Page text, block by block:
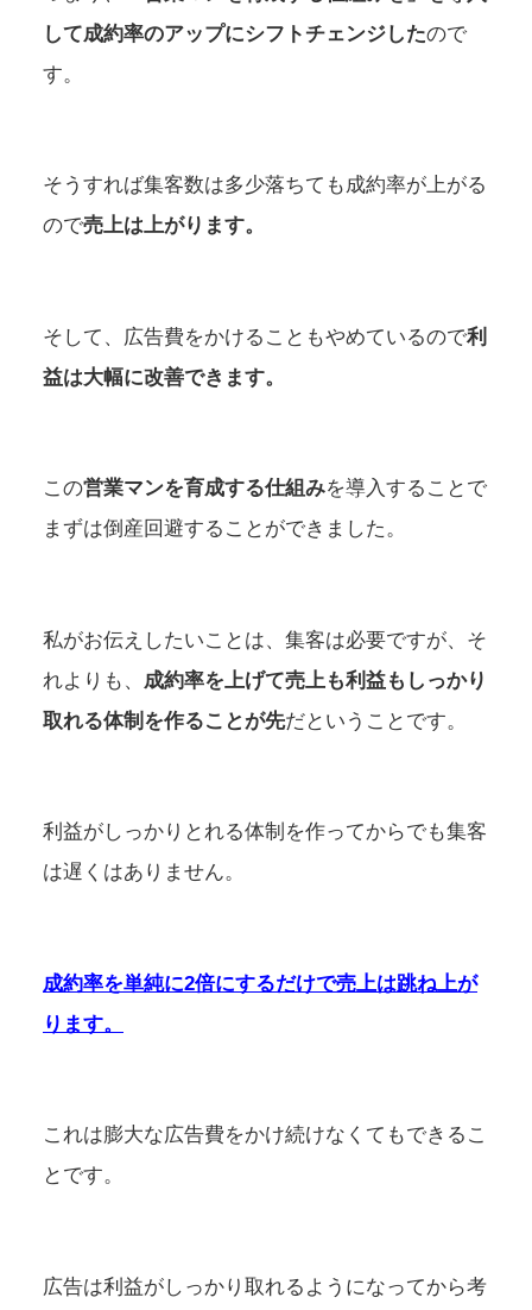
して成約率のアップにシフトチェンジしたので
す。
そうすれば集客数は多少落ちても成約率が上がる
ので売上は上がります。
そして、広告費をかけることもやめているので利
益は大幅に改善できます。
この営業マンを育成する仕組みを導入することで
まずは倒産回避することができました。
私がお伝えしたいことは、集客は必要ですが、そ
れよりも、 成約率を上げて売上も利益もしっかり
取れる体制を作ることが先だということです。
利益がしっかりとれる体制を作ってからでも集客
は遅くはありません。
成約率を単純に2倍にするだけで売上は跳ね上が
ります。
これは膨大な広告費をかけ続けなくてもできるこ
とです。
広告は利益がしっかり取れるようになってから考